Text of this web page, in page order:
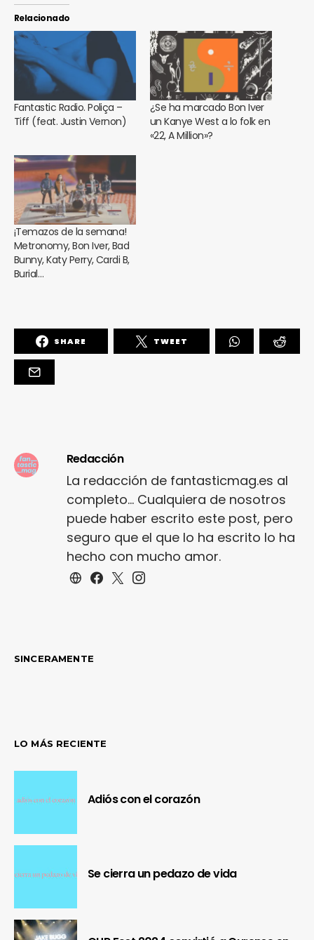
Relacionado
Fantastic Radio. Poliça –
Tiff (feat. Justin Vernon)
¿Se ha marcado Bon Iver
un Kanye West a lo folk en
«22, A Million»?
¡Temazos de la semana!
Metronomy, Bon Iver, Bad
Bunny, Katy Perry, Cardi B,
Burial…
SHARE TWEET
Redacción
La redacción de fantasticmag.es al
completo... Cualquiera de nosotros
puede haber escrito este post, pero
seguro que el que lo ha escrito lo ha
hecho con mucho amor.
SINCERAMENTE
LO MÁS RECIENTE
Adiós con el corazón
Se cierra un pedazo de vida